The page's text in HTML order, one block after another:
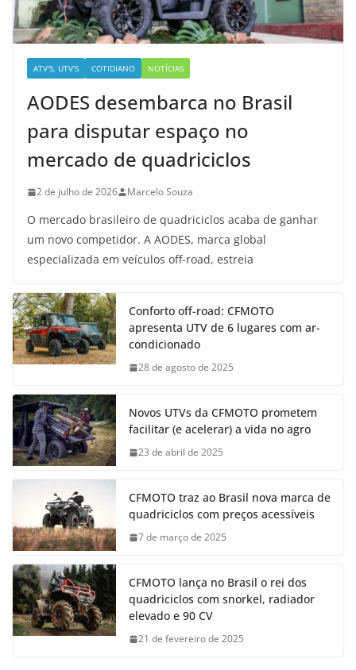
ATV'S, UTV'S COTIDIANO NOTÍCIAS
AODES desembarca no Brasil
para disputar espaço no
mercado de quadriciclos
2 de julho de 2026 Marcelo Souza
O mercado brasileiro de quadriciclos acaba de ganhar
um novo competidor. A AODES, marca global
especializada em veículos off-road, estreia
Conforto off-road: CFMOTO
apresenta UTV de 6 lugares com ar-
condicionado
28 de agosto de 2025
Novos UTVs da CFMOTO prometem
facilitar (e acelerar) a vida no agro
23 de abril de 2025
CFMOTO traz ao Brasil nova marca de
quadriciclos com preços acessíveis
7 de março de 2025
CFMOTO lança no Brasil o rei dos
quadriciclos com snorkel, radiador
elevado e 90 CV
21 de fevereiro de 2025